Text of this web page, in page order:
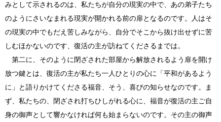
みとして示されるのは、私たちが自分の現実の中で、あの弟子たち
のようにさいなまれる現実が開かれる前の扉となるのです。人はそ
の現実の中でもだえ苦しみながら、自分でそこから抜け出せずに苦
しむほかないのです、復活の主が訪ねてくださるまでは。
第二に、そのように閉ざされた部屋から解放されるよう扉を開け
放つ鍵とは、復活の主が私たち一人ひとりの心に「平和があるよう
に」と語りかけてくださる福音、そう、喜びの知らせなのです。ま
ず、私たちの、閉ざされ打ちひしがれる心に、福音が復活の主ご自
身の御声として響かなければ何も始まらないのです。その主の御声